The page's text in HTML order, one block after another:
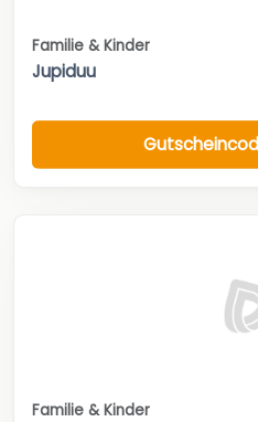
Familie & Kinder
Jupiduu
Familie & Kinder